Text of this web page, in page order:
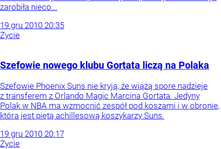
zarobiła nieco...
19 gru 2010 20:35
Życie
Szefowie nowego klubu Gortata liczą na Polaka
Szefowie Phoenix Suns nie kryją, że wiążą spore nadzieje
z transferem z Orlando Magic Marcina Gortata. Jedyny
Polak w NBA ma wzmocnić zespół pod koszami i w obronie,
która jest piętą achillesową koszykarzy Suns.
19 gru 2010 20:17
Życie